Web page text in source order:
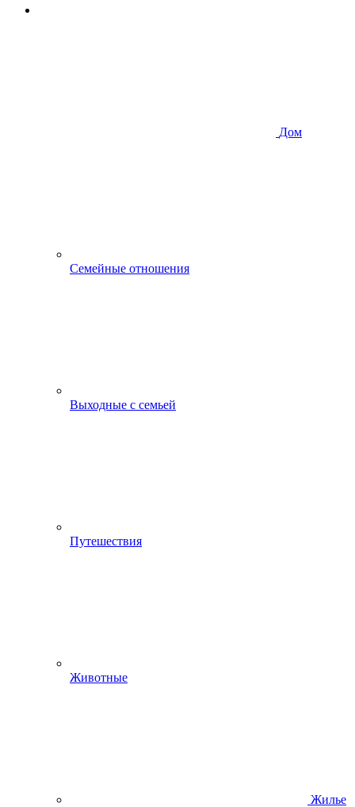
Дом
Семейные отношения
Выходные с семьей
Путешествия
Животные
Жилье